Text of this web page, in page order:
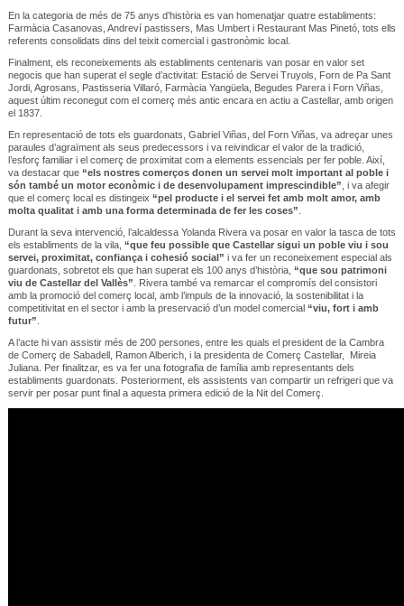
En la categoria de més de 75 anys d’història es van homenatjar quatre establiments:
Farmàcia Casanovas, Andreví pastissers, Mas Umbert i Restaurant Mas Pinetó, tots ells
referents consolidats dins del teixit comercial i gastronòmic local.
Finalment, els reconeixements als establiments centenaris van posar en valor set
negocis que han superat el segle d’activitat: Estació de Servei Truyols, Forn de Pa Sant
Jordi, Agrosans, Pastisseria Villaró, Farmàcia Yangüela, Begudes Parera i Forn Viñas,
aquest últim reconegut com el comerç més antic encara en actiu a Castellar, amb origen
el 1837.
En representació de tots els guardonats, Gabriel Viñas, del Forn Viñas, va adreçar unes
paraules d’agraïment als seus predecessors i va reivindicar el valor de la tradició,
l’esforç familiar i el comerç de proximitat com a elements essencials per fer poble. Així,
va destacar que “els nostres comerços donen un servei molt important al poble i
són també un motor econòmic i de desenvolupament imprescindible” , i va afegir
que el comerç local es distingeix “pel producte i el servei fet amb molt amor, amb
molta qualitat i amb una forma determinada de fer les coses”
Durant la seva intervenció, l’alcaldessa Yolanda Rivera va posar en valor la tasca de tots
els establiments de la vila, “que feu possible que Castellar sigui un poble viu i sou
servei, proximitat, confiança i cohesió social” i va fer un reconeixement especial als
guardonats, sobretot els que han superat els 100 anys d’història, “que sou patrimoni
viu de Castellar del Vallès” . Rivera també va remarcar el compromís del consistori
amb la promoció del comerç local, amb l’impuls de la innovació, la sostenibilitat i la
competitivitat en el sector i amb la preservació d’un model comercial “viu, fort i amb
futur”
A l’acte hi van assistir més de 200 persones, entre les quals el president de la Cambra
de Comerç de Sabadell, Ramon Alberich, i la presidenta de Comerç Castellar, Mireia
Juliana. Per finalitzar, es va fer una fotografia de família amb representants dels
establiments guardonats. Posteriorment, els assistents van compartir un refrigeri que va
servir per posar punt final a aquesta primera edició de la Nit del Comerç.